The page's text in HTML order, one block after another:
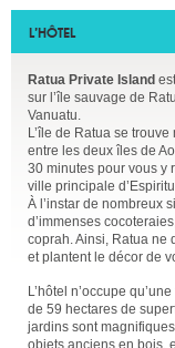
L’HÔTEL
Ratua Private Island
sur l’île sauvage de
Vanuatu.
L’île de Ratua se
entre les deux îles de
30 minutes pour vous y
ville principale
À l’instar de nombreux
d’immenses
coprah. Ainsi, Ratua ne
et plantent le décor de
L’hôtel n’occupe
de 59 hectares de
jardins sont
objets anciens en bois,